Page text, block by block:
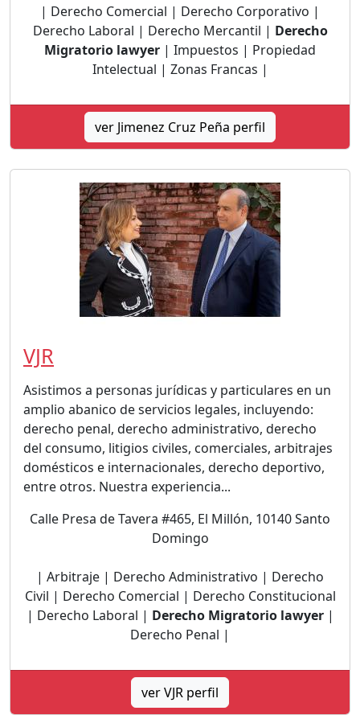
| Derecho Comercial | Derecho Corporativo |
Derecho Laboral | Derecho Mercantil | Derecho
Migratorio lawyer | Impuestos | Propiedad
Intelectual | Zonas Francas |
ver Jimenez Cruz Peña perfil
VJR
Asistimos a personas jurídicas y particulares en un
amplio abanico de servicios legales, incluyendo:
derecho penal, derecho administrativo, derecho
del consumo, litigios civiles, comerciales, arbitrajes
domésticos e internacionales, derecho deportivo,
entre otros. Nuestra experiencia...
Calle Presa de Tavera #465, El Millón, 10140 Santo
Domingo
| Arbitraje | Derecho Administrativo | Derecho
Civil | Derecho Comercial | Derecho Constitucional
| Derecho Laboral | Derecho Migratorio lawyer|
Derecho Penal |
ver VJR perfil